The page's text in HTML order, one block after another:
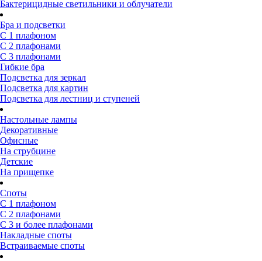
Бактерицидные светильники и облучатели
Бра и подсветки
С 1 плафоном
С 2 плафонами
С 3 плафонами
Гибкие бра
Подсветка для зеркал
Подсветка для картин
Подсветка для лестниц и ступеней
Настольные лампы
Декоративные
Офисные
На струбцине
Детские
На прищепке
Споты
С 1 плафоном
С 2 плафонами
С 3 и более плафонами
Накладные споты
Встраиваемые споты